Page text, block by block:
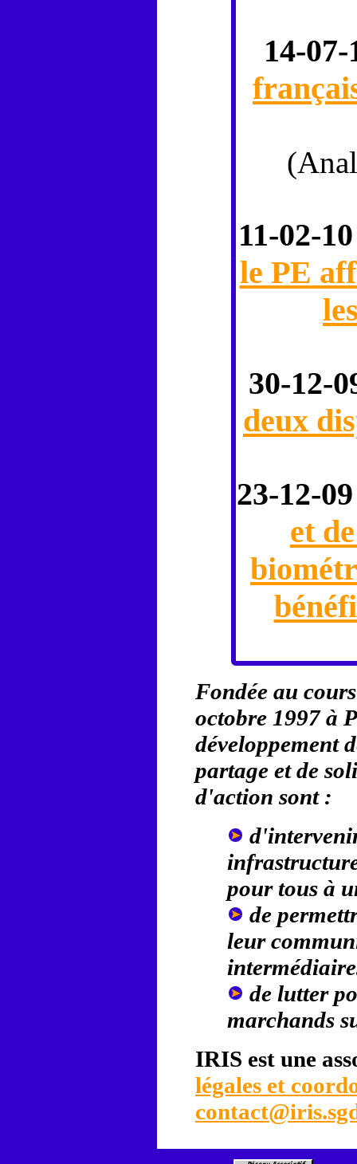
14-
11-02-
le PE
30-12-
deux
23-12-
et
Fondée au
octobre 1997 à
développement
partage et de
d'action sont :
pour tous à
de
leur
de lutter
marchands
IRIS est une
légales et